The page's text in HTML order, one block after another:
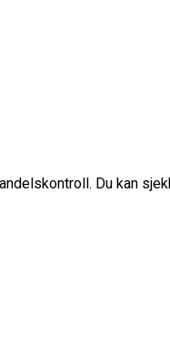
Du kan